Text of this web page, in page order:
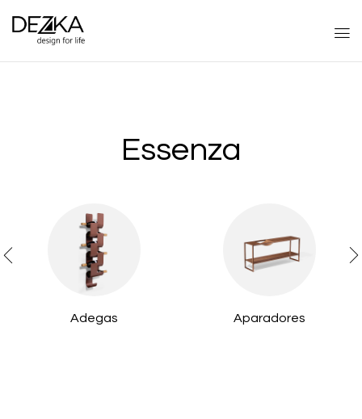
Essenza
Adegas Aparadores